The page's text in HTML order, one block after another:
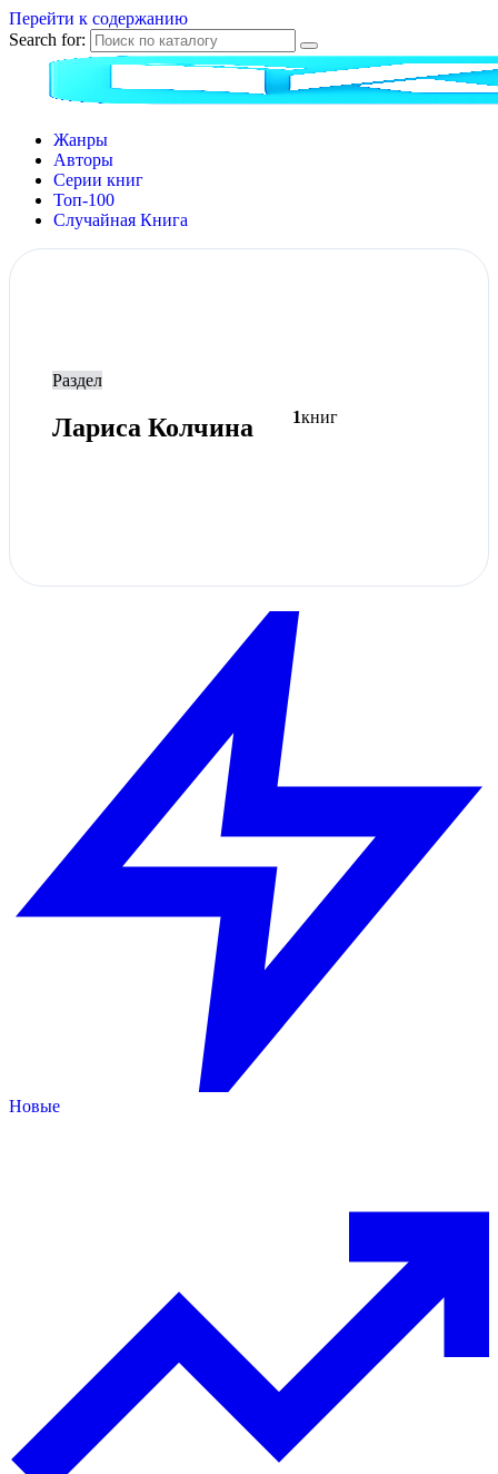
Перейти к содержанию
Search for:
Жанры
Авторы
Серии книг
Топ-100
Случайная Книга
Раздел
Лариса Колчина 1книг
Новые